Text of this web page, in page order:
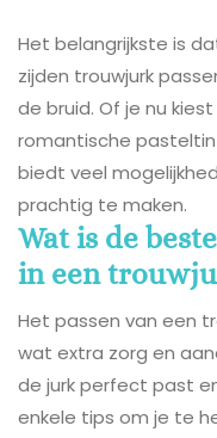
Het belangrijkste is
zijden trouwjurk
de bruid. Of je nu
romantische
biedt veel
prachtig te maken.
Wat is de
in een
Het passen van een
wat extra zorg en
de jurk perfect past
enkele tips om je te